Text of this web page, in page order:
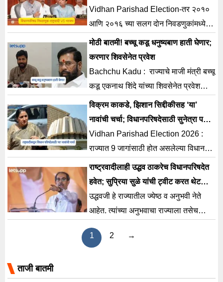
उत्सुकता आहे.
टक्कर !
Vidhan Parishad Election-तर २०१०
आणि २०१६ च्या सलग दोन निवडणुकांमध्ये
राष्ट्रवादी काँग्रेसच्या अनिल भोसले यांनी
बाजी मारली. डिसेंबर २०२२ मध्ये त्यांची मुदत
संपली.
मोठी बातमी! बच्चू कडू धनुष्यबाण हाती घेणार;
करणार शिवसेनेत प्रवेश
Bachchu Kadu : राज्याचे माजी मंत्री बच्चू
कडू एकनाथ शिंदे यांच्या शिवसेनेत प्रवेश
करणार आहे. तसेच विधान परिषदेसाठी
शिवसेनेकडून उमेदवारी अर्ज
विक्रम काकडे, झिशान सिद्दीकीसह ‘या’
नावांची चर्चा; विधानपरिषदेसाठी सुनेत्रा पवार
कोणाला देणार संधी ?
Vidhan Parishad Election 2026 :
राज्यात 9 जागांसाठी होत असलेल्या विधान
परिषद निवडणुकीसाठी भाजपने अनेकांना
धक्का देत 5 उमेदवारांच्या
राष्ट्रवादीलाही उद्धव ठाकरेच विधानपरिषदेत
हवेत; सुप्रिया सुळे यांची ट्वीट करत थेट
विनंती
उद्धवजी हे राज्यातील ज्येष्ठ व अनुभवी नेते
आहेत. त्यांच्या अनुभवाचा राज्याला तसेच
1
2 →
ताजी बातमी